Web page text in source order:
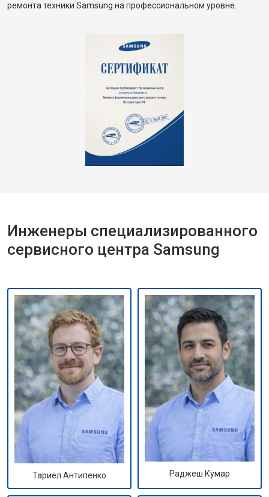
ремонта техники Samsung на профессиональном уровне.
Инженеры специализированного
сервисного центра Samsung
Тариел Антипенко Раджеш Кумар